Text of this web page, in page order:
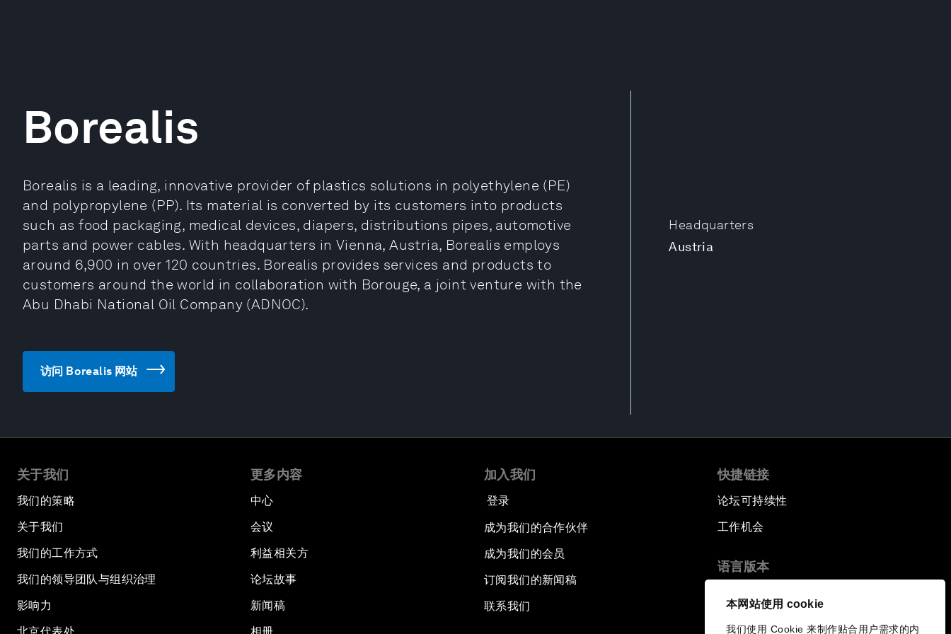
本网站使用 cookie
我们使用 Cookie 来制作贴合用户需求的内
Headquarters
Austria
Borealis
Borealis is a leading, innovative provider of plastics solutions in polyethylene (PE)
and polypropylene (PP). Its material is converted by its customers into products
such as food packaging, medical devices, diapers, distributions pipes, automotive
parts and power cables. With headquarters in Vienna, Austria, Borealis employs
around 6,900 in over 120 countries. Borealis provides services and products to
customers around the world in collaboration with Borouge, a joint venture with the
Abu Dhabi National Oil Company (ADNOC).
访问 Borealis 网站
关于我们
我们的策略
关于我们
我们的工作方式
我们的领导团队与组织治理
影响力
更多内容
中心
会议
利益相关方
论坛故事
新闻稿
加入我们
登录
成为我们的合作伙伴
成为我们的会员
订阅我们的新闻稿
联系我们
快捷链接
论坛可持续性
工作机会
语言版本